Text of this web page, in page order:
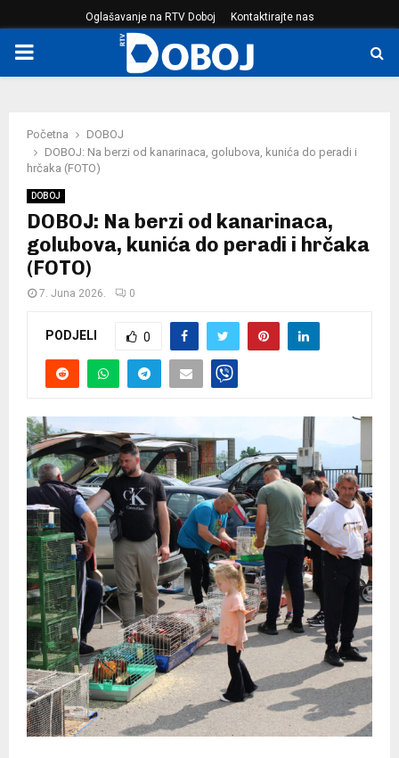
Oglašavanje na RTV Doboj Kontaktirajte nas
PRIMARY
Početna
DOBOJ
DOBOJ: Na berzi od kanarinaca, golubova, kunića do peradi i
hrčaka (FOTO)
DOBOJ
DOBOJ: Na berzi od kanarinaca,
golubova, kunića do peradi i hrčaka
(FOTO)
7. Juna 2026. 0
PODJELI 0